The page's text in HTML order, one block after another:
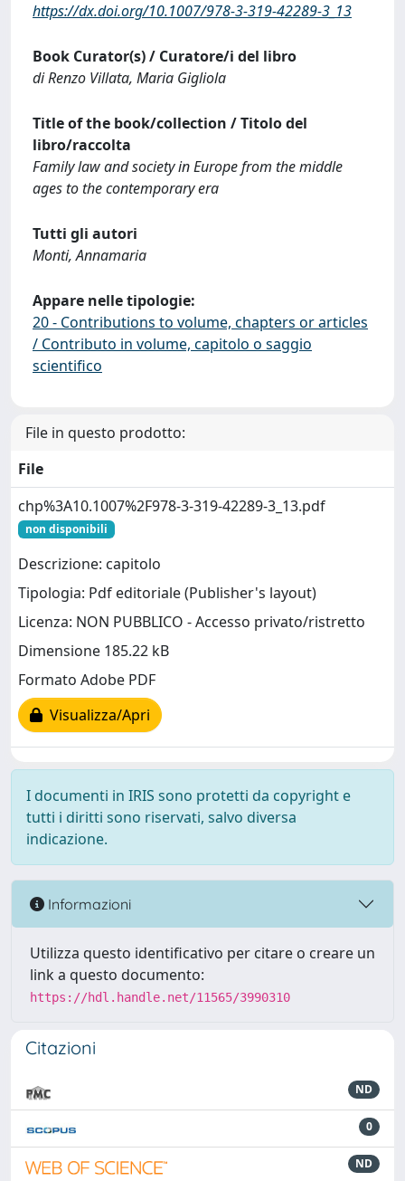
https://dx.doi.org/10.1007/978-3-319-42289-3_13
Book Curator(s) / Curatore/i del libro
di Renzo Villata, Maria Gigliola
Title of the book/collection / Titolo del
libro/raccolta
Family law and society in Europe from the middle
ages to the contemporary era
Tutti gli autori
Monti, Annamaria
Appare nelle tipologie:
20 - Contributions to volume, chapters or articles
/ Contributo in volume, capitolo o saggio
scientifico
File in questo prodotto:
File
chp%3A10.1007%2F978-3-319-42289-3_13.pdf
non disponibili
Descrizione: capitolo
Tipologia: Pdf editoriale (Publisher's layout)
Licenza: NON PUBBLICO - Accesso privato/ristretto
Dimensione 185.22 kB
Formato Adobe PDF
Visualizza/Apri
I documenti in IRIS sono protetti da copyright e
tutti i diritti sono riservati, salvo diversa
indicazione.
Informazioni
Utilizza questo identificativo per citare o creare un
link a questo documento:
https://hdl.handle.net/11565/3990310
Citazioni
ND
0
ND